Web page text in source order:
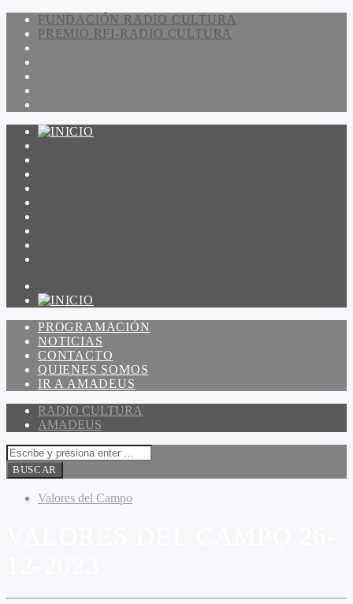
FUNDACIÓN RADIO CULTURA
PREMIO RFI-RADIO CULTURA
PROGRAMACIÓN
NOTICIAS
CONTACTO
QUIENES SOMOS
IR A AMADEUS
RADIO CULTURA
AMADEUS
Valores del Campo